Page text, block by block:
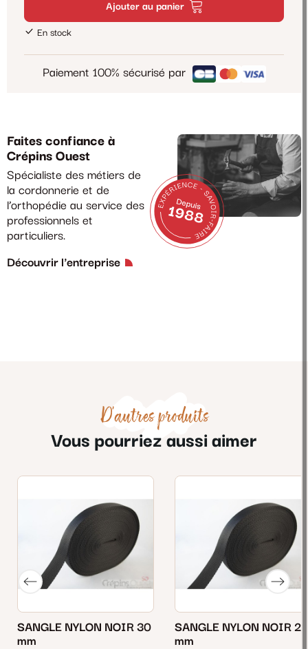
Ajouter au panier
En stock
Paiement 100% sécurisé par
Faites confiance à
Crépins Ouest
Spécialiste des métiers de
la cordonnerie et de
l’orthopédie au service des
professionnels et
particuliers.
Découvrir l'entreprise
D'autres produits
Vous pourriez aussi aimer
SANGLE NYLON NOIR 30
mm
SANGLE NYLON NOIR 20
mm